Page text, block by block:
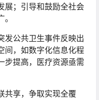
展；引导和鼓励全社会
发公共卫生事件反映出
间，如数字化信息化程
步提高，医疗资源亟需
共享，争取实现全覆